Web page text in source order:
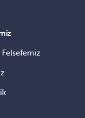
Felsefemiz